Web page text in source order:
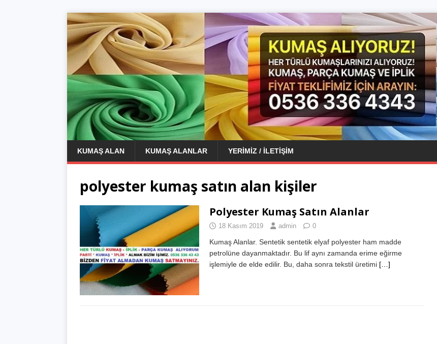
KUMAŞ ALAN KUMAŞ ALANLAR YERIMIZ / İLETIŞIM
polyester kumaş satın alan kişiler
Polyester Kumaş Satın Alanlar
18 Kasım 2019 admin 0
Kumaş Alanlar. Sentetik sentetik elyaf polyester ham madde
petrolüne dayanmaktadır. Bu lif aynı zamanda erime eğirme
işlemiyle de elde edilir. Bu, daha sonra tekstil üretimi […]